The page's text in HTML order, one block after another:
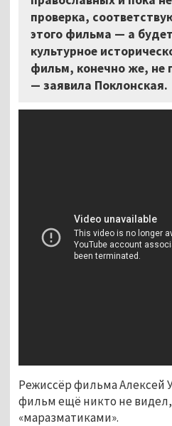
проверка,
этого фильма — а
культурное
фильм, конечно же, не
— заявила Поклонская.
Режиссёр фильма Алексей
фильм ещё никто не
«маразматиками».